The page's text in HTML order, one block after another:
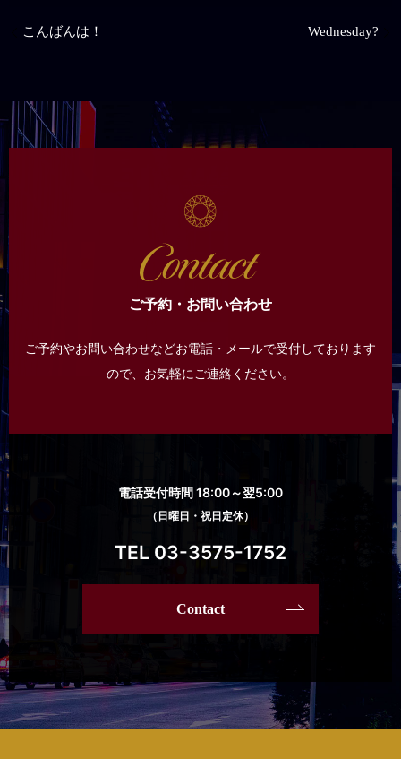
こんばんは！ Wednesday?
ご予約・お問い合わせ
ご予約やお問い合わせなどお電話・メールで受付しております
ので、 お気軽にご連絡ください。
電話受付時間 18:00～翌5:00
（日曜日・祝日定休）
TEL 03-3575-1752
Contact